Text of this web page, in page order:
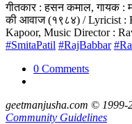
गीतकार : हसन कमाल, गायक :
की आवाज (१९८४) / Lyricist :
Kapoor, Music Director :
#SmitaPatil #RajBabbar
0 Comments
geetmanjusha.com © 1999-
Community Guidelines